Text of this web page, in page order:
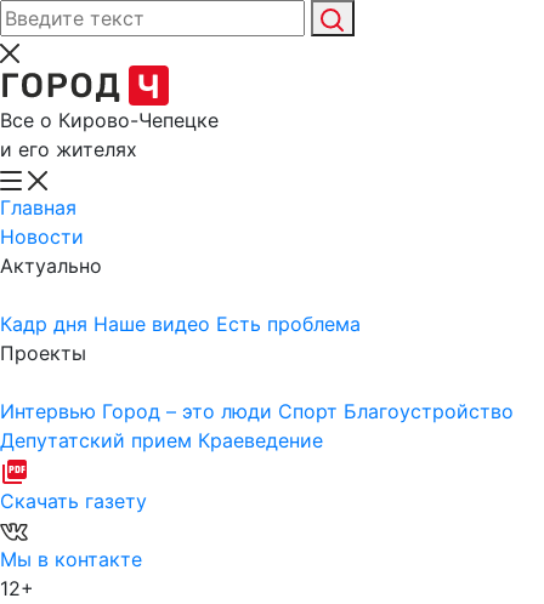
Все о Кирово-Чепецке
и его жителях
Главная
Новости
Актуально
Кадр дня Наше видео Есть проблема
Проекты
Интервью Город – это люди Спорт Благоустройство
Депутатский прием Краеведение
Скачать газету
Мы в контакте
12+